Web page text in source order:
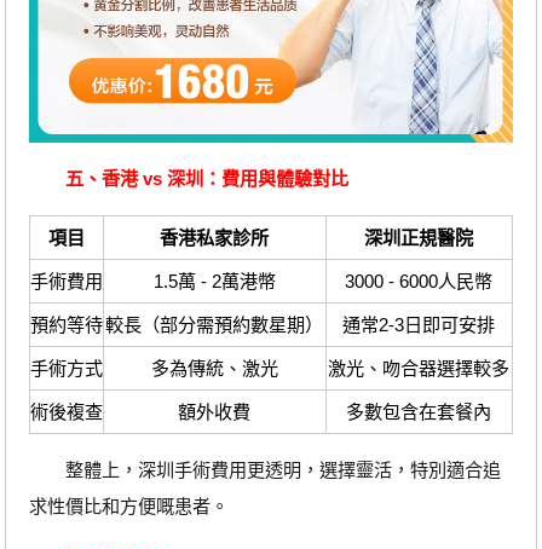
五、香港 vs 深圳：費用與體驗對比
項目 香港私家診所 深圳正規醫院
手術費用 1.5萬 - 2萬港幣 3000 - 6000人民幣
預約等待較長（部分需預約數星期） 通常2-3日即可安排
手術方式 多為傳統、激光 激光、吻合器選擇較多
術後複查 額外收費 多數包含在套餐內
整體上，深圳手術費用更透明，選擇靈活，特別適合追
求性價比和方便嘅患者。